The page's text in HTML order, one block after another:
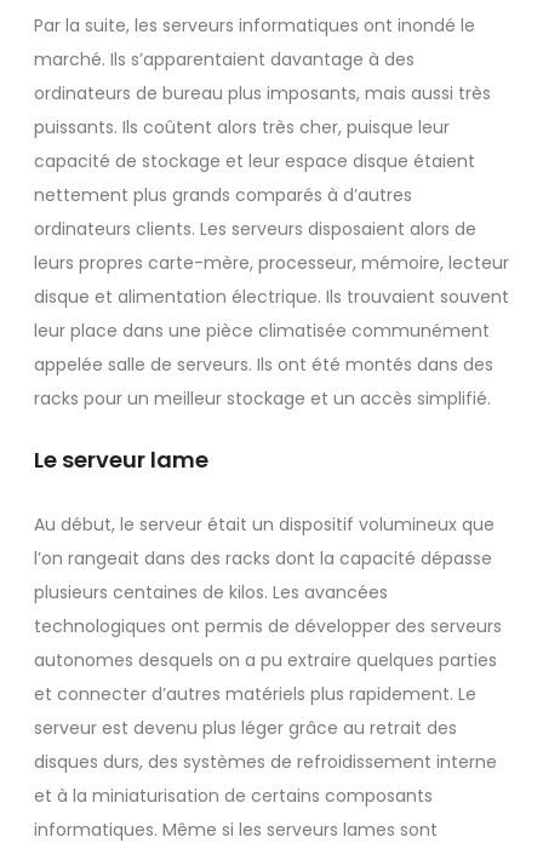
Par la suite, les serveurs informatiques ont inondé le
marché. Ils s’apparentaient davantage à des
ordinateurs de bureau plus imposants, mais aussi très
puissants. Ils coûtent alors très cher, puisque leur
capacité de stockage et leur espace disque étaient
nettement plus grands comparés à d’autres
ordinateurs clients. Les serveurs disposaient alors de
leurs propres carte-mère, processeur, mémoire, lecteur
disque et alimentation électrique. Ils trouvaient souvent
leur place dans une pièce climatisée communément
appelée salle de serveurs. Ils ont été montés dans des
racks pour un meilleur stockage et un accès simplifié.
Le serveur lame
Au début, le serveur était un dispositif volumineux que
l’on rangeait dans des racks dont la capacité dépasse
plusieurs centaines de kilos. Les avancées
technologiques ont permis de développer des serveurs
autonomes desquels on a pu extraire quelques parties
et connecter d’autres matériels plus rapidement. Le
serveur est devenu plus léger grâce au retrait des
disques durs, des systèmes de refroidissement interne
et à la miniaturisation de certains composants
informatiques. Même si les serveurs lames sont